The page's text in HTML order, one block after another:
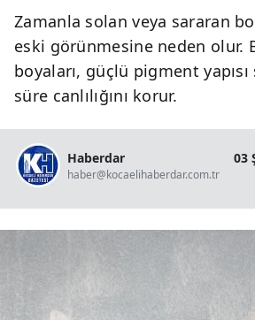
Zamanla solan veya sararan
eski görünmesine neden olur.
boyaları, güçlü pigment
süre canlılığını korur.
Haberdar
haber@kocaelihaberdar.com.tr
03